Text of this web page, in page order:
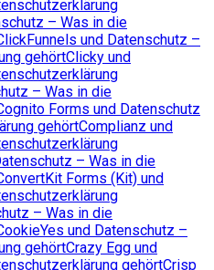
– Was in die
und Datenschutz –
gehörtClicky und
– Was in die
Forms und Datenschutz
gehörtComplianz und
– Was in die
Forms (Kit) und
– Was in die
und Datenschutz –
gehörtCrazy Egg und
gehörtCrisp